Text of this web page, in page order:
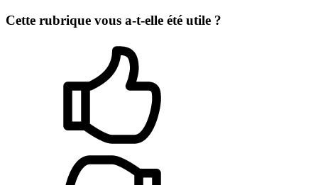
Cette rubrique vous a-t-elle été utile ?